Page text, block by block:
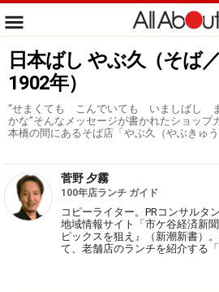
日本ばし やぶ久（そば
1902年）
“せまくても こんでいても いましばし
かな”そんなメッセージが書かれたショップ
本橋の間にあるそば店「やぶ久（やぶきゅ
菅野 夕霧
100年店ランチ ガイド
コピーライター。PRコンサルタ
地域情報サイト「市ケ谷経済新
ピックスを狙え』（新潮新書）
て、老舗店のランチを紹介する